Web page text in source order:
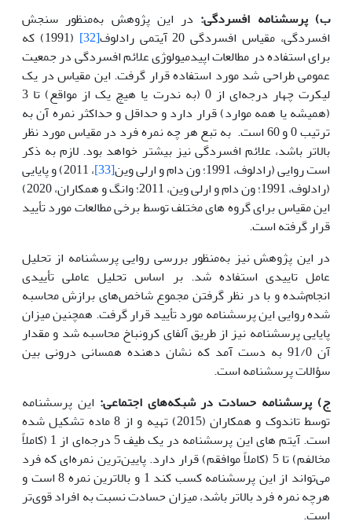
ب) پرسشنامه افسردگی: در این پژوهش به‌منظور سنجش
افسردگی، مقیاس افسردگی 20 آیتمی رادلوف
[32]
(1991) که
برای استفاده در مطالعات اپیدمیولوژی علائم افسردگی در جمعیت
عمومی طراحی شد مورد استفاده قرار گرفت. این مقیاس در یک
لیکرت چهار درجه‌ای از 0 (به ندرت یا هیچ یک از مواقع) تا 3
(همیشه یا همه موارد) قرار دارد و حداقل و حداکثر نمره آن به
ترتیب 0 و 60 است. به تبع هر چه نمره فرد در مقیاس مورد نظر
بالاتر باشد، علائم افسردگی نیز بیشتر خواهد بود. لازم به ذکر
است روایی (رادلوف، 1991؛ ون دام و ارلی وین
[33]
، 2011) و پایایی
(رادلوف، 1991؛ ون دام و ارلی وین، 2011؛ وانگ و همکاران، 2020)
این مقیاس برای گروه های مختلف توسط برخی مطالعات مورد تأیید
قرار گرفته است.
در این پژوهش نیز به‌منظور بررسی روایی پرسشنامه از تحلیل
عامل تاییدی استفاده شد. بر اساس تحلیل عاملی تأییدی
انجام‌شده و با در نظر گرفتن مجموع شاخص‌های برازش محاسبه
شده روایی این پرسشنامه مورد تأیید قرار گرفت. همچنین میزان
پایایی پرسشنامه نیز از طریق آلفای کرونباخ محاسبه شد و مقدار
آن 91/0 به دست آمد که نشان دهنده همسانی درونی بین
سؤالات پرسشنامه است.
ج) پرسشنامه حسادت در شبکه‌های اجتماعی: این پرسشنامه
توسط تاندوک و همکاران (2015) تهیه و از 8 ماده تشکیل شده
است. آیتم های این پرسشنامه در یک طیف 5 درجه‌ای از 1 (کاملاً
مخالفم) تا 5 (کاملاً موافقم) قرار دارد. پایین‌ترین نمره‌ای که فرد
می‌تواند از این پرسشنامه کسب کند 1 و بالاترین نمره 8 است و
هرچه نمره فرد بالاتر باشد، میزان حسادت نسبت به افراد قوی‌تر
است.